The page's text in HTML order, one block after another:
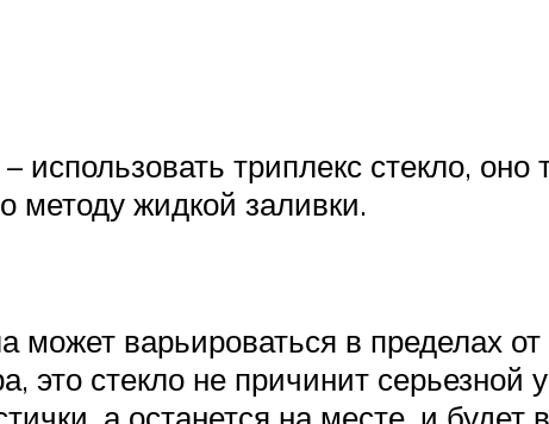
использовать триплекс стекло,
жидкой заливки.
может варьироваться в пределах
это стекло не причинит